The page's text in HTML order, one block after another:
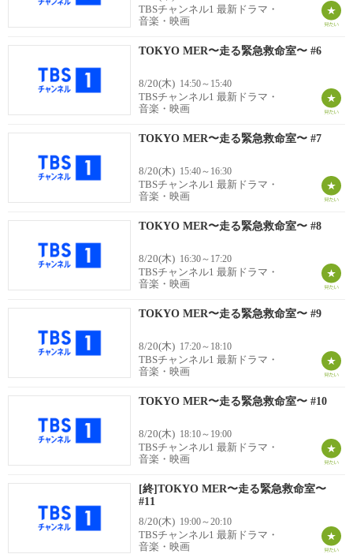
TBSチャンネル1 最新ドラマ・
音楽・映画
TOKYO MER〜走る緊急救命室〜 #6
8/20(木) 14:50～15:40
TBSチャンネル1 最新ドラマ・
音楽・映画
TOKYO MER〜走る緊急救命室〜 #7
8/20(木) 15:40～16:30
TBSチャンネル1 最新ドラマ・
音楽・映画
TOKYO MER〜走る緊急救命室〜 #8
8/20(木) 16:30～17:20
TBSチャンネル1 最新ドラマ・
音楽・映画
TOKYO MER〜走る緊急救命室〜 #9
8/20(木) 17:20～18:10
TBSチャンネル1 最新ドラマ・
音楽・映画
TOKYO MER〜走る緊急救命室〜 #10
8/20(木) 18:10～19:00
TBSチャンネル1 最新ドラマ・
音楽・映画
[終]TOKYO MER〜走る緊急救命室〜
#11
8/20(木) 19:00～20:10
TBSチャンネル1 最新ドラマ・
音楽・映画